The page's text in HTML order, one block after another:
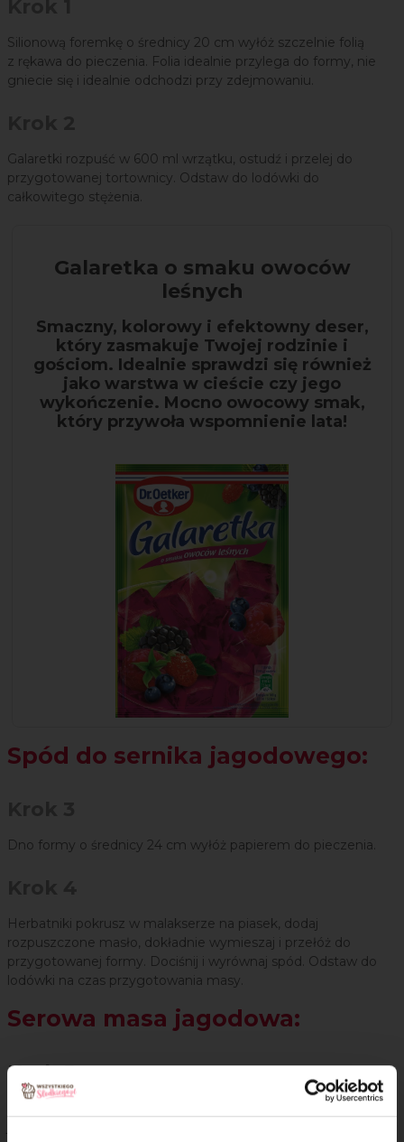
Silionową foremkę o średnicy 20 cm wyłóż szczelnie folią
z rękawa do pieczenia. Folia idealnie przylega do formy, nie
gniecie się i idealnie odchodzi przy zdejmowaniu.
Galaretki rozpuść w 600 ml wrzątku, ostudź i przelej do
przygotowanej tortownicy. Odstaw do lodówki do
całkowitego stężenia.
Galaretka o smaku owoców
leśnych
Smaczny, kolorowy i efektowny deser,
który zasmakuje Twojej rodzinie i
gościom. Idealnie sprawdzi się również
jako warstwa w cieście czy jego
wykończenie. Mocno owocowy smak,
który przywoła wspomnienie lata!
Spód do sernika jagodowego:
Dno formy o średnicy 24 cm wyłóż papierem do pieczenia.
Herbatniki pokrusz w malakserze na piasek, dodaj
rozpuszczone masło, dokładnie wymieszaj i przełóż do
przygotowanej formy. Dociśnij i wyrównaj spód. Odstaw do
lodówki na czas przygotowania masy.
Serowa masa jagodowa:
Krok 5
Umyte i osuszone jagody umieść w kielichu blendera, dodaj